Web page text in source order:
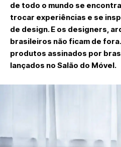
de todo o mundo se
trocar experiências e se
de design. E os designers,
brasileiros não ficam de
produtos assinados por
lançados no Salão do Móvel.